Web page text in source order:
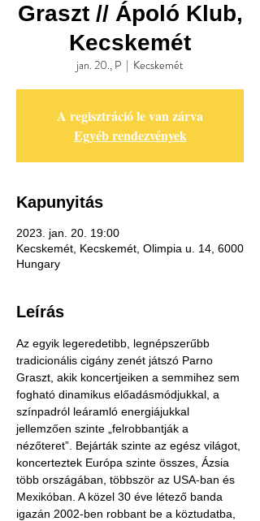
Graszt // Ápoló Klub,
Kecskemét
jan. 20., P
  |
Kecskemét
A regisztráció le van zárva
Egyéb rendezvények
Kapunyitás
2023. jan. 20. 19:00
Kecskemét, Kecskemét, Olimpia u. 14, 6000
Hungary
Leírás
Az egyik legeredetibb, legnépszerűbb
tradicionális cigány zenét játszó Parno
Graszt, akik koncertjeiken a semmihez sem
fogható dinamikus előadásmódjukkal, a
színpadról leáramló energiájukkal
jellemzően szinte „felrobbantják a
nézőteret”. Bejárták szinte az egész világot,
koncerteztek Európa szinte összes, Ázsia
több országában, többször az USA-ban és
Mexikóban. A közel 30 éve létező banda
igazán 2002-ben robbant be a köztudatba,